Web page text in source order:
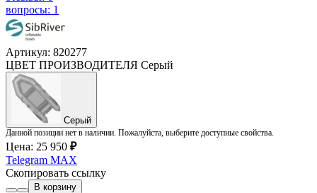
вопросы: 1
Артикул: 820277
ЦВЕТ ПРОИЗВОДИТЕЛЯ Серый
Серый
Данной позиции нет в наличии. Пожалуйста, выберите доступные свойства.
Цена: 25 950 ₽
Telegram MAX
Скопировать ссылку
В корзину